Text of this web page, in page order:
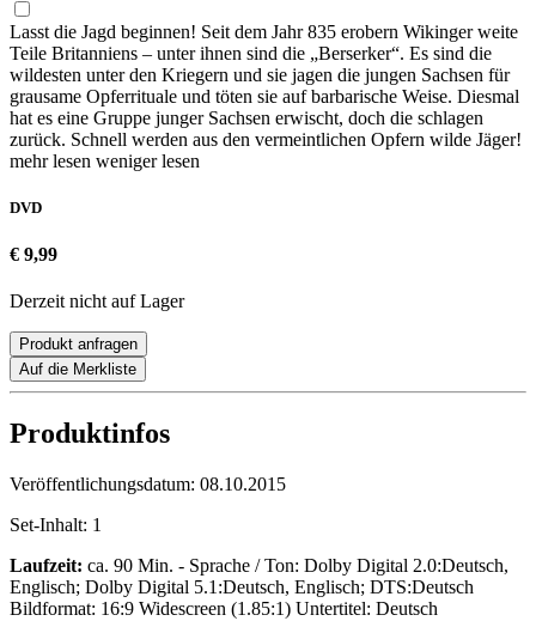
Lasst die Jagd beginnen! Seit dem Jahr 835 erobern Wikinger weite
Teile Britanniens – unter ihnen sind die „Berserker“. Es sind die
wildesten unter den Kriegern und sie jagen die jungen Sachsen für
grausame Opferrituale und töten sie auf barbarische Weise. Diesmal
hat es eine Gruppe junger Sachsen erwischt, doch die schlagen
zurück. Schnell werden aus den vermeintlichen Opfern wilde Jäger!
mehr lesen weniger lesen
DVD
€ 9,99
Derzeit nicht auf Lager
Produkt anfragen
Auf die Merkliste
Produktinfos
Veröffentlichungsdatum: 08.10.2015
Set-Inhalt: 1
Laufzeit: ca. 90 Min. - Sprache / Ton: Dolby Digital 2.0:Deutsch,
Englisch; Dolby Digital 5.1:Deutsch, Englisch; DTS:Deutsch
Bildformat: 16:9 Widescreen (1.85:1) Untertitel: Deutsch